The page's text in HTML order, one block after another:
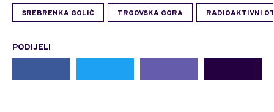
SREBRENKA GOLIĆ TRGOVSKA GORA RADIOAKTIVNI
PODIJELI